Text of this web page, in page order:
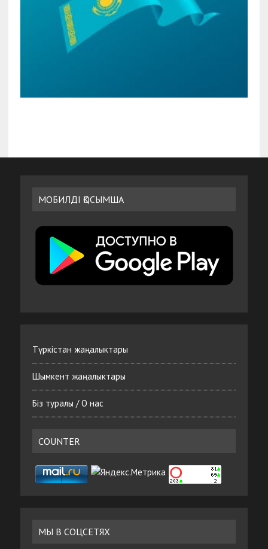
МОБИЛДІ ҚОСЫМША
Түркістан жаңалыктары
Шымкент жаңалыктары
Біз туралы / О нас
COUNTER
МЫ В СОЦСЕТЯХ